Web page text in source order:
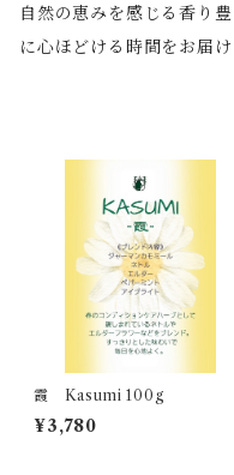
自然の恵みを感じる香り
に心ほどける時間をお届け
霞 Kasumi 100g
¥3,780